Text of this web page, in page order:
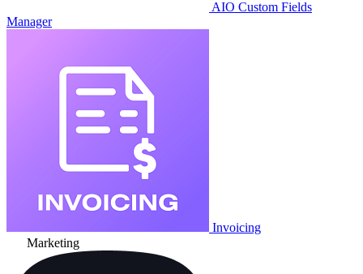
AIO Custom Fields
Manager
Invoicing
Marketing